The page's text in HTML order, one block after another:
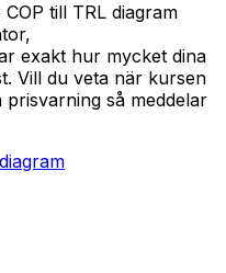
till TRL diagram
exakt hur mycket dina
Vill du veta när kursen
så meddelar